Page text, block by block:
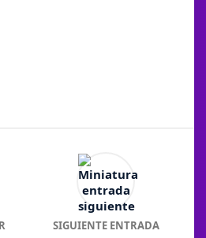
SIGUIENTE ENTRADA